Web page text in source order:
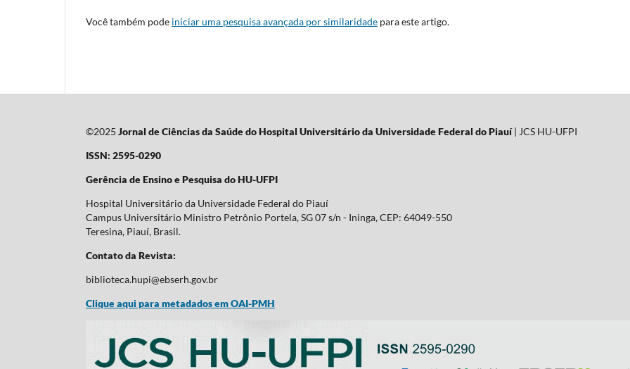
Você também pode iniciar uma pesquisa avançada por similaridade para este artigo.
©2025 Jornal de Ciências da Saúde do Hospital Universitário da Universidade Federal do Piauí| JCS HU-UFPI
ISSN: 2595-0290
Gerência de Ensino e Pesquisa do HU-UFPI
Hospital Universitário da Universidade Federal do Piauí
Campus Universitário Ministro Petrônio Portela, SG 07 s/n - Ininga, CEP: 64049-550
Teresina, Piauí, Brasil.
Contato da Revista:
biblioteca.hupi@ebserh.gov.br
Clique aqui para metadados em OAI-PMH